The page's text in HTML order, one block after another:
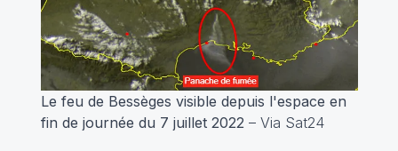
Le feu de Bessèges visible depuis l'espace en
fin de journée du 7 juillet 2022 – Via Sat24